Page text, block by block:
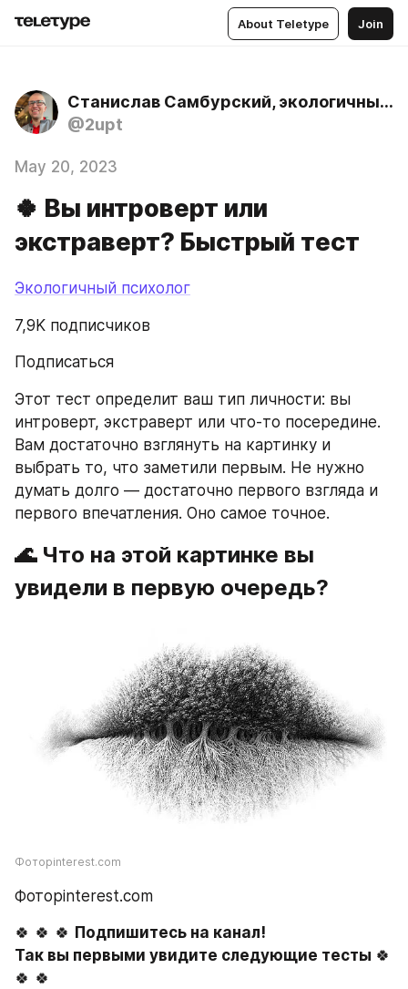
About Teletype Join
Станислав Самбурский, экологичный психолог
@2upt
May 20, 2023
🍀 Вы интроверт или
экстраверт? Быстрый тест
Экологичный психолог
7,9K подписчиков
Подписаться
Этот тест определит ваш тип личности: вы
интроверт, экстраверт или что-то посередине.
Вам достаточно взглянуть на картинку и
выбрать то, что заметили первым. Не нужно
думать долго — достаточно первого взгляда и
первого впечатления. Оно самое точное.
🌊 Что на этой картинке вы
увидели в первую очередь?
Фотоpinterest.com
Фотоpinterest.com
🍀 🍀 🍀 Подпишитесь на канал!
Так вы первыми увидите следующие тесты 🍀
🍀 🍀